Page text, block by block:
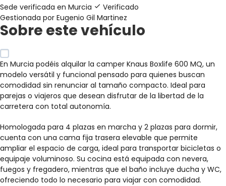
Sede verificada en Murcia
Verificado
Gestionada por Eugenio Gil Martinez
Sobre este vehículo
En Murcia podéis alquilar la camper Knaus Boxlife 600 MQ, un
modelo versátil y funcional pensado para quienes buscan
comodidad sin renunciar al tamaño compacto. Ideal para
parejas o viajeros que desean disfrutar de la libertad de la
carretera con total autonomía.
Homologada para 4 plazas en marcha y 2 plazas para dormir,
cuenta con una cama fija trasera elevable que permite
ampliar el espacio de carga, ideal para transportar bicicletas o
equipaje voluminoso. Su cocina está equipada con nevera,
fuegos y fregadero, mientras que el baño incluye ducha y WC,
ofreciendo todo lo necesario para viajar con comodidad.